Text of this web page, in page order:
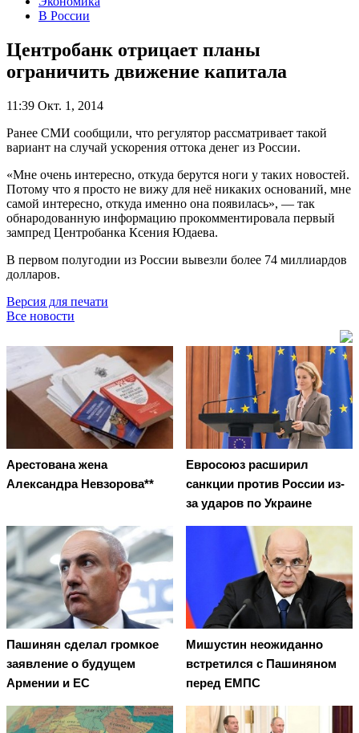
В России
Центробанк отрицает планы
ограничить движение капитала
11:39 Окт. 1, 2014
Ранее СМИ сообщили, что регулятор рассматривает такой
вариант на случай ускорения оттока денег из России.
«Мне очень интересно, откуда берутся ноги у таких новостей.
Потому что я просто не вижу для неё никаких оснований, мне
самой интересно, откуда именно она появилась», — так
обнародованную информацию прокомментировала первый
зампред Центробанка Ксения Юдаева.
В первом полугодии из России вывезли более 74 миллиардов
долларов.
Версия для печати
Все новости
Арестована жена
Александра Невзорова**
Евросоюз расширил
санкции против России из-
за ударов по Украине
Пашинян сделал громкое
заявление о будущем
Армении и ЕС
Мишустин неожиданно
встретился с Пашиняном
перед ЕМПС